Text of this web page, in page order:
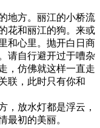
地方。丽江的小桥流
花和丽江的狗。来或
和心里。抛开白日商
请自行避开过于嘈杂
，仿佛就这样一直走
联，此时只有你和
放水灯都是浮云，
最初的美丽。